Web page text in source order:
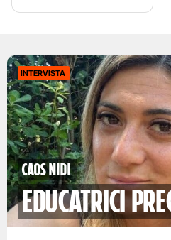
INTERVISTA
Caos nidi
educatrici